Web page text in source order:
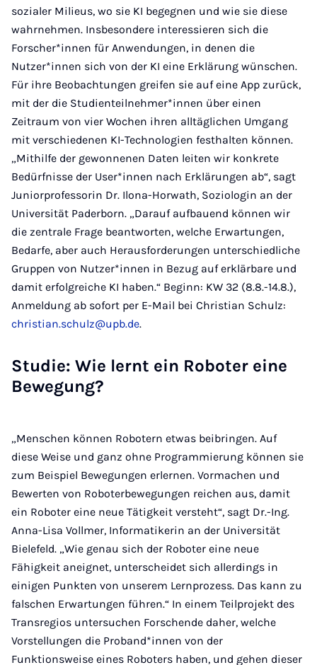
sozialer Milieus, wo sie KI begegnen und wie sie diese
wahrnehmen. Insbesondere interessieren sich die
Forscher*innen für Anwendungen, in denen die
Nutzer*innen sich von der KI eine Erklärung wünschen.
Für ihre Beobachtungen greifen sie auf eine App zurück,
mit der die Studienteilnehmer*innen über einen
Zeitraum von vier Wochen ihren alltäglichen Umgang
mit verschiedenen KI-Technologien festhalten können.
„Mithilfe der gewonnenen Daten leiten wir konkrete
Bedürfnisse der User*innen nach Erklärungen ab“, sagt
Juniorprofessorin Dr. Ilona-Horwath, Soziologin an der
Universität Paderborn. „Darauf aufbauend können wir
die zentrale Frage beantworten, welche Erwartungen,
Bedarfe, aber auch Herausforderungen unterschiedliche
Gruppen von Nutzer*innen in Bezug auf erklärbare und
damit erfolgreiche KI haben.“ Beginn: KW 32 (8.8.-14.8.),
Anmeldung ab sofort per E-Mail bei Christian Schulz:
christian.schulz@upb.de.
Studie: Wie lernt ein Roboter eine
Bewegung?
„Menschen können Robotern etwas beibringen. Auf
diese Weise und ganz ohne Programmierung können sie
zum Beispiel Bewegungen erlernen. Vormachen und
Bewerten von Roboterbewegungen reichen aus, damit
ein Roboter eine neue Tätigkeit versteht“, sagt Dr.-Ing.
Anna-Lisa Vollmer, Informatikerin an der Universität
Bielefeld. „Wie genau sich der Roboter eine neue
Fähigkeit aneignet, unterscheidet sich allerdings in
einigen Punkten von unserem Lernprozess. Das kann zu
falschen Erwartungen führen.“ In einem Teilprojekt des
Transregios untersuchen Forschende daher, welche
Vorstellungen die Proband*innen von der
Funktionsweise eines Roboters haben, und gehen dieser